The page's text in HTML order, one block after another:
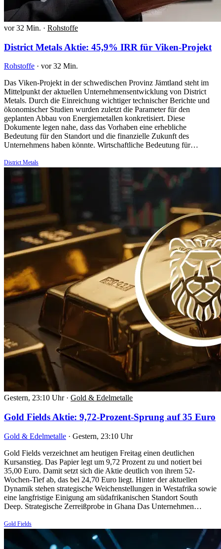
vor 32 Min. · Rohstoffe
District Metals Aktie: 45,9% IRR für Viken-Projekt
Rohstoffe · vor 32 Min.
Das Viken-Projekt in der schwedischen Provinz Jämtland steht im
Mittelpunkt der aktuellen Unternehmensentwicklung von District
Metals. Durch die Einreichung wichtiger technischer Berichte und
ökonomischer Studien wurden zuletzt die Parameter für den
geplanten Abbau von Energiemetallen konkretisiert. Diese
Dokumente legen nahe, dass das Vorhaben eine erhebliche
Bedeutung für den Standort und die finanzielle Zukunft des
Unternehmens haben könnte. Wirtschaftliche Bedeutung für…
District Metals
Gestern, 23:10 Uhr · Gold & Edelmetalle
Gold Fields Aktie: 9,72-Prozent-Sprung auf 35 Euro
Gold & Edelmetalle · Gestern, 23:10 Uhr
Gold Fields verzeichnet am heutigen Freitag einen deutlichen
Kursanstieg. Das Papier legt um 9,72 Prozent zu und notiert bei
35,00 Euro. Damit setzt sich die Aktie deutlich von ihrem 52-
Wochen-Tief ab, das bei 24,70 Euro liegt. Hinter der aktuellen
Dynamik stehen strategische Weichenstellungen in Westafrika sowie
eine langfristige Einigung am südafrikanischen Standort South
Deep. Strategische Zerreißprobe in Ghana Das Unternehmen…
Gold Fields